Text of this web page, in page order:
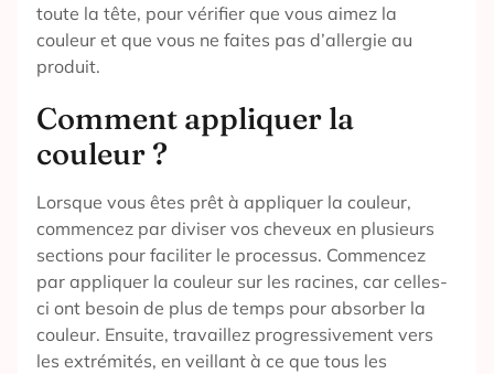
toute la tête, pour vérifier que vous aimez la
couleur et que vous ne faites pas d’allergie au
produit.
Comment appliquer la
couleur ?
Lorsque vous êtes prêt à appliquer la couleur,
commencez par diviser vos cheveux en plusieurs
sections pour faciliter le processus. Commencez
par appliquer la couleur sur les racines, car celles-
ci ont besoin de plus de temps pour absorber la
couleur. Ensuite, travaillez progressivement vers
les extrémités, en veillant à ce que tous les